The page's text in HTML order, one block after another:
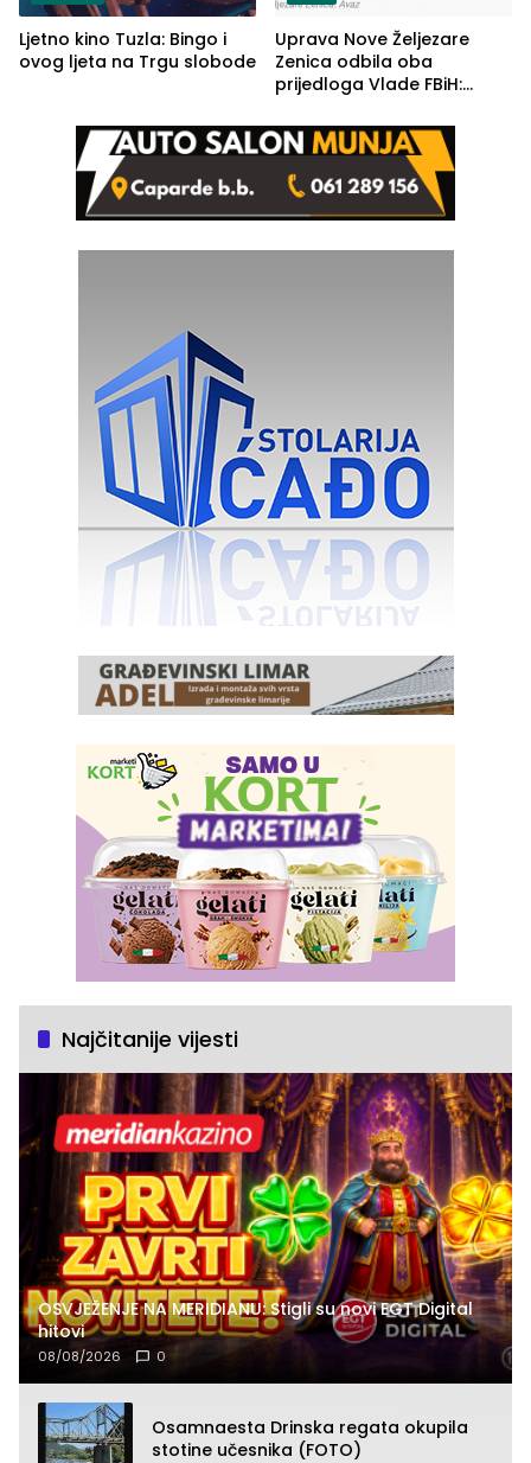
Ljetno kino Tuzla: Bingo i
ovog ljeta na Trgu slobode
Uprava Nove Željezare
Zenica odbila oba
prijedloga Vlade FBiH:
rješenje
Najčitanije vijesti
OSVJEŽENJE NA MERIDIANU: Stigli su novi EGT Digital
hitovi
08/08/2026 0
Osamnaesta Drinska regata okupila
stotine učesnika (FOTO)